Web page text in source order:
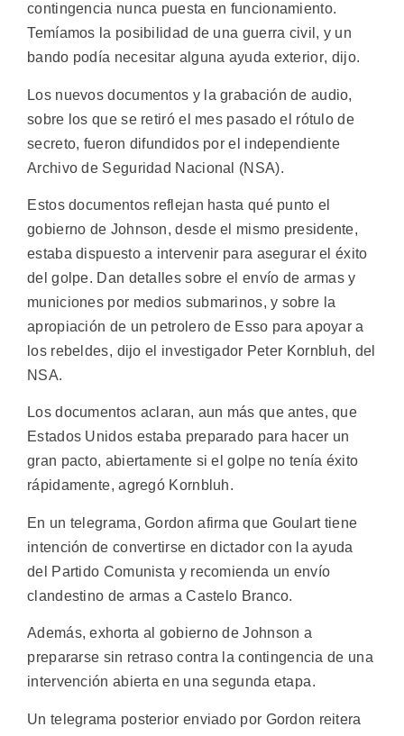
contingencia nunca puesta en funcionamiento.
Temíamos la posibilidad de una guerra civil, y un
bando podía necesitar alguna ayuda exterior, dijo.
Los nuevos documentos y la grabación de audio,
sobre los que se retiró el mes pasado el rótulo de
secreto, fueron difundidos por el independiente
Archivo de Seguridad Nacional (NSA).
Estos documentos reflejan hasta qué punto el
gobierno de Johnson, desde el mismo presidente,
estaba dispuesto a intervenir para asegurar el éxito
del golpe. Dan detalles sobre el envío de armas y
municiones por medios submarinos, y sobre la
apropiación de un petrolero de Esso para apoyar a
los rebeldes, dijo el investigador Peter Kornbluh, del
NSA.
Los documentos aclaran, aun más que antes, que
Estados Unidos estaba preparado para hacer un
gran pacto, abiertamente si el golpe no tenía éxito
rápidamente, agregó Kornbluh.
En un telegrama, Gordon afirma que Goulart tiene
intención de convertirse en dictador con la ayuda
del Partido Comunista y recomienda un envío
clandestino de armas a Castelo Branco.
Además, exhorta al gobierno de Johnson a
prepararse sin retraso contra la contingencia de una
intervención abierta en una segunda etapa.
Un telegrama posterior enviado por Gordon reitera